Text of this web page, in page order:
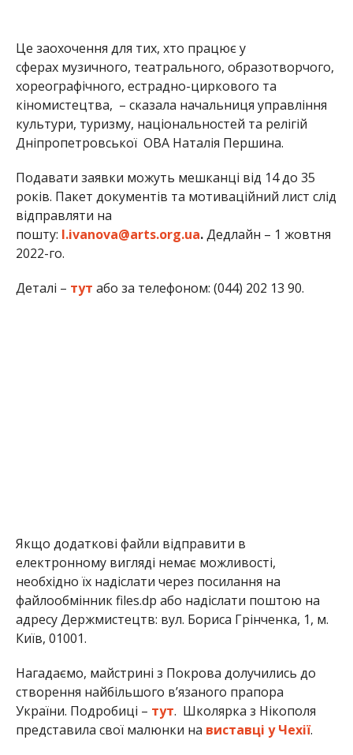
Це заохочення для тих, хто працює у
сферах музичного, театрального, образотворчого,
хореографічного, естрадно-циркового та
кіномистецтва, – сказала начальниця управління
культури, туризму, національностей та релігій
Дніпропетровської ОВА Наталія Першина.
Подавати заявки можуть мешканці від 14 до 35
років. Пакет документів та мотиваційний лист слід
відправляти на
пошту: l.ivanova@arts.org.ua.Дедлайн – 1 жовтня
2022-го.
Деталі – тут або за телефоном: (044) 202 13 90.
Якщо додаткові файли відправити в
електронному вигляді немає можливості,
необхідно їх надіслати через посилання на
файлообмінник files.dp або надіслати поштою на
адресу Держмистецтв: вул. Бориса Грінченка, 1, м.
Київ, 01001.
Нагадаємо, майстрині з Покрова долучились до
створення найбільшого в’язаного прапора
України. Подробиці – тут. Школярка з Нікополя
представила свої малюнки на виставці у Чехії.